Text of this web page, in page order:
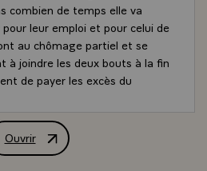
combien de temps elle va
leur emploi et pour celui de
au chômage partiel et se
à joindre les deux bouts à la fin
de payer les excès du
avez vos convictions, j'ai les
d'exprimer, sinon
Ouvrir
Intervention liminaire de M. Nicolas